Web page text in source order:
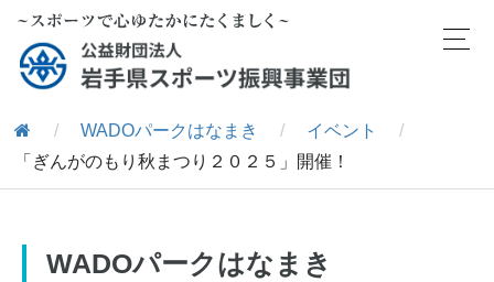
/ WADOパークはなまき / イベント
/
「ぎんがのもり秋まつり２０２５」開催！
WADOパークはなまき